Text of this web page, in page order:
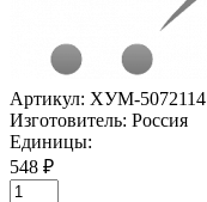
Артикул: ХУМ-5072114
Изготовитель: Россия
Единицы:
548 ₽